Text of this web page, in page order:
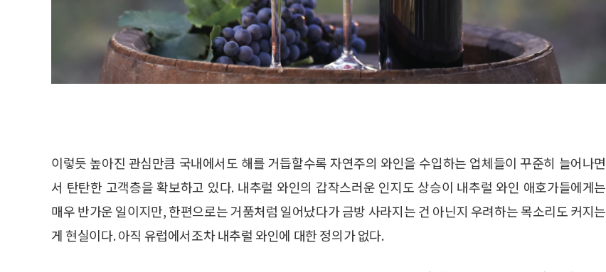
이렇듯 높아진 관심만큼 국내에서도 해를 거듭할수록 자연주의 와인을 수입하는 업체들이 꾸준히 늘어나면
서 탄탄한 고객층을 확보하고 있다. 내추럴 와인의 갑작스러운 인지도 상승이 내추럴 와인 애호가들에게는
매우 반가운 일이지만, 한편으로는 거품처럼 일어났다가 금방 사라지는 건 아닌지 우려하는 목소리도 커지는
게 현실이다. 아직 유럽에서조차 내추럴 와인에 대한 정의가 없다.